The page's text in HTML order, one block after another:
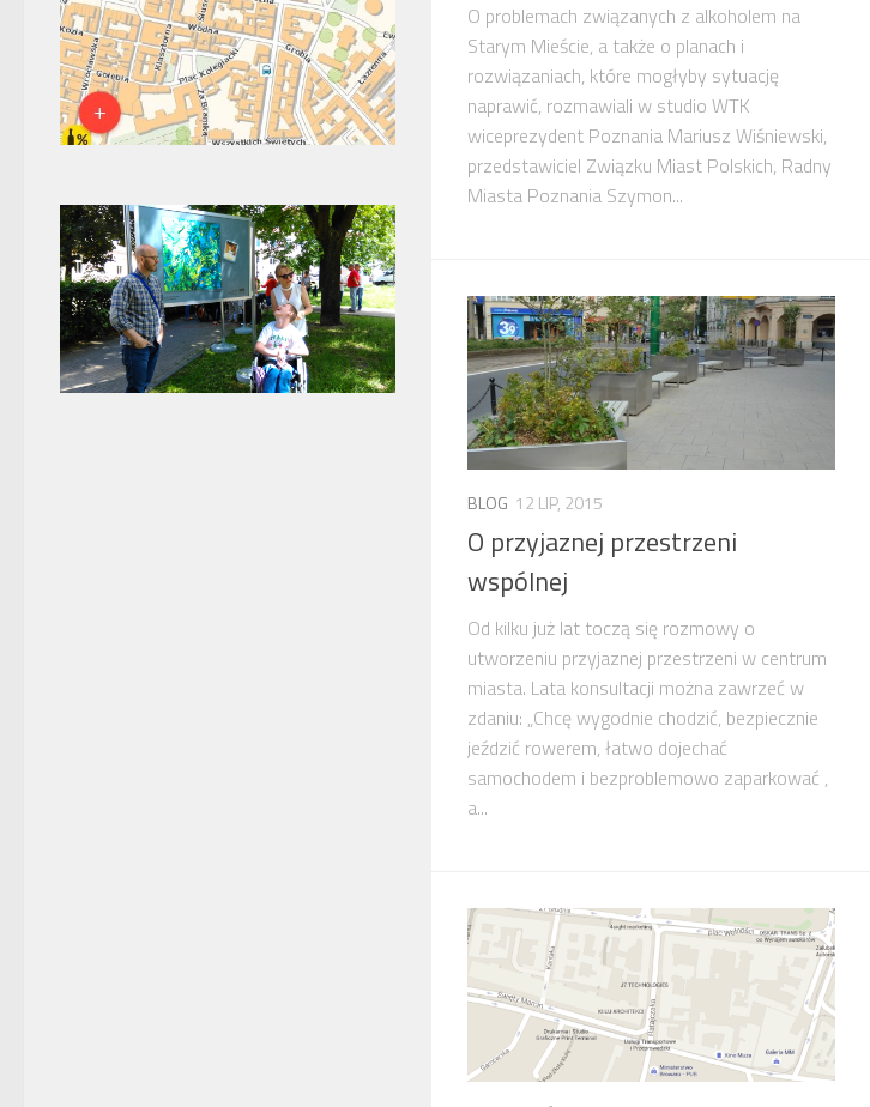
O problemach związanych z alkoholem na
Starym Mieście, a także o planach i
rozwiązaniach, które mogłyby sytuację
naprawić, rozmawiali w studio WTK
wiceprezydent Poznania Mariusz Wiśniewski,
przedstawiciel Związku Miast Polskich, Radny
Miasta Poznania Szymon...
BLOG 12 LIP, 2015
O przyjaznej przestrzeni
wspólnej
Od kilku już lat toczą się rozmowy o
utworzeniu przyjaznej przestrzeni w centrum
miasta. Lata konsultacji można zawrzeć w
zdaniu: „Chcę wygodnie chodzić, bezpiecznie
jeździć rowerem, łatwo dojechać
samochodem i bezproblemowo zaparkować ,
a...